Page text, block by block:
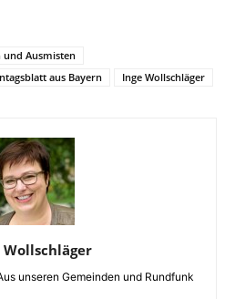
Ausmisten
aus Bayern
Inge Wollschläger
Wollschläger
unseren Gemeinden und Rundfunk